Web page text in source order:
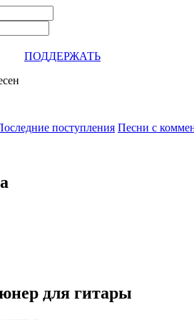
ПОДДЕРЖАТЬ
поступления Песни с
для гитары